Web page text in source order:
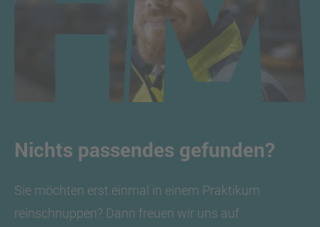
Nichts passendes gefunden?
Sie möchten erst einmal in einem Praktikum
reinschnuppen? Dann freuen wir uns auf